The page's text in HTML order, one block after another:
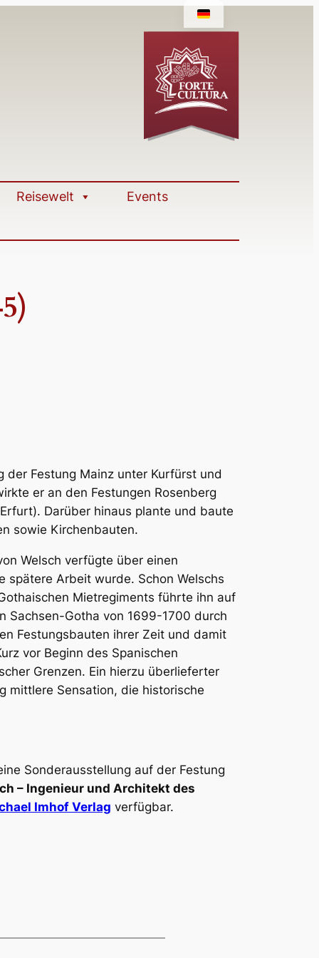
Reisewelt Events
Festung Mainz unter Kurfürst und
er an den Festungen Rosenberg
Darüber hinaus plante und baute
sowie Kirchenbauten.
Welsch verfügte über einen
Arbeit wurde. Schon Welschs
Mietregiments führte ihn auf
Sachsen-Gotha von 1699-1700 durch
Festungsbauten ihrer Zeit und damit
vor Beginn des Spanischen
Grenzen. Ein hierzu überlieferter
mittlere Sensation, die historische
Sonderausstellung auf der Festung
– Ingenieur und Architekt des
Imhof Verlag verfügbar.